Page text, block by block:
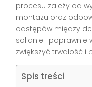
procesu zależy od
montażu oraz
odstępów między
solidnie i poprawnie
zwiększyć trwałość
Spis treści